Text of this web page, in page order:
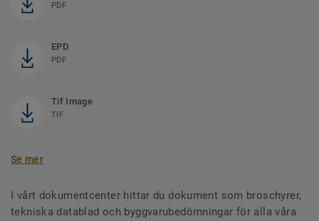
PDF
EPD
PDF
Tif Image
TIF
Se mer
I vårt dokumentcenter hittar du dokument som broschyrer,
tekniska datablad och byggvarubedömningar för alla våra